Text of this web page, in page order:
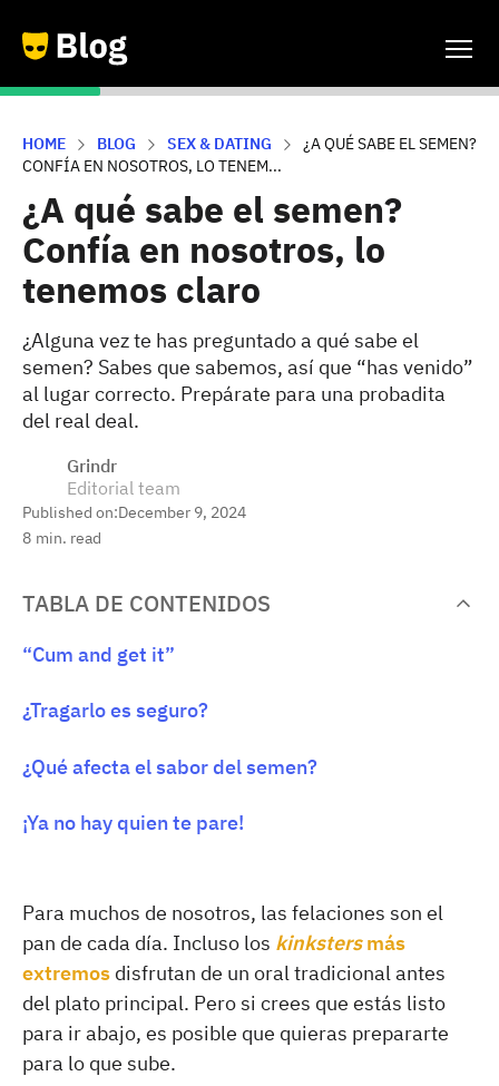
HOME BLOG SEX & DATING
¿A QUÉ SABE EL SEMEN?
CONFÍA EN NOSOTROS, LO TENEM...
¿A qué sabe el semen?
Confía en nosotros, lo
tenemos claro
¿Alguna vez te has preguntado a qué sabe el
semen? Sabes que sabemos, así que “has venido”
al lugar correcto. Prepárate para una probadita
del real deal.
Grindr
Editorial team
Published on:December 9, 2024
8 min. read
TABLA DE CONTENIDOS
“Cum and get it”
¿Tragarlo es seguro?
¿Qué afecta el sabor del semen?
¡Ya no hay quien te pare!
Para muchos de nosotros, las felaciones son el
pan de cada día. Incluso los kinkstersmás
extremos disfrutan de un oral tradicional antes
del plato principal. Pero si crees que estás listo
para ir abajo, es posible que quieras prepararte
para lo que sube.